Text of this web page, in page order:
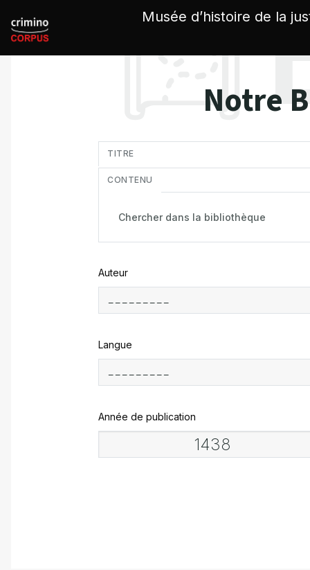
Musée d’histoire de la
Notre
TITRE
CONTENU
Auteur
Langue
Année de publication
Panneau de gestion des cookies